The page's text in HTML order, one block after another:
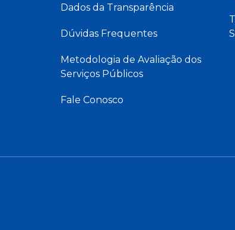
Dados da Transparência
Dúvidas Frequentes
Metodologia de Avaliação dos
Serviços Públicos
Fale Conosco